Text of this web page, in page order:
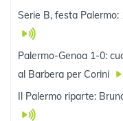
Serie B, festa
Palermo-Genoa 1-0:
al Barbera per Corini
Il Palermo riparte: